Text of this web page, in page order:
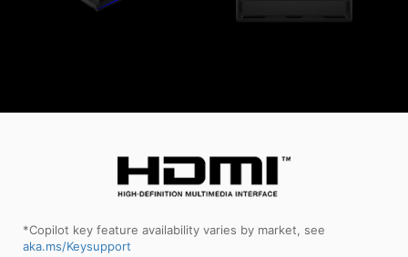
*Copilot key feature availability varies by market, see
aka.ms/Keysupport